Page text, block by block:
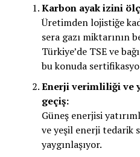
Karbon ayak izini
Üretimden lojistiğe
sera gazı miktarının
Türkiye’de TSE ve
bu konuda
Enerji verimliliği ve
geçiş:
Güneş enerjisi
ve yeşil enerji tedarik
yaygınlaşıyor.